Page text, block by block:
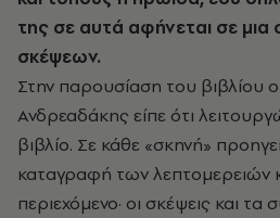
της σε αυτά αφήνεται σε μια
σκέψεων.
Στην παρουσίαση του βιβλίου
Ανδρεαδάκης είπε ότι
βιβλίο. Σε κάθε «σκηνή»
καταγραφή των λεπτομερειών
περιεχόμενο· οι σκέψεις και